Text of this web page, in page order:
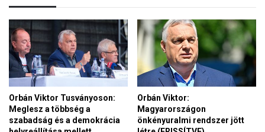
g
f
o
n
t
o
s
a
b
b
g
d
e
s
z
é
r
t
a
Orbán Viktor Tusványoson:
Meglesz a többség a
szabadság és a demokrácia
Orbán Viktor:
Magyarországon
önkényuralmi rendszer jött